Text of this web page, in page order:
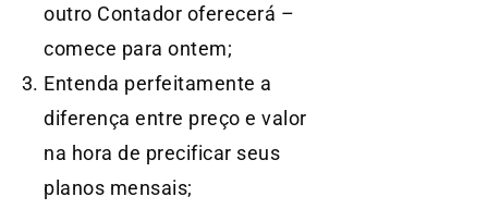
outro Contador oferecerá –
comece para ontem;
Entenda perfeitamente a
diferença entre preço e valor
na hora de precificar seus
planos mensais;